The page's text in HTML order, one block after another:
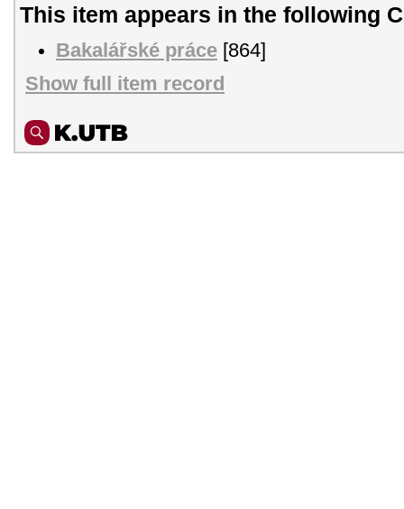
This item appears in the following
Bakalářské práce [864]
Show full item record